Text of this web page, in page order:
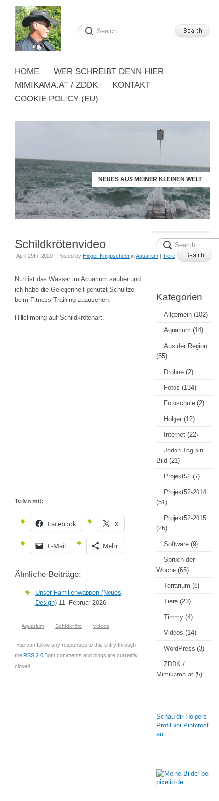
HOME
WER SCHREIBT DENN HIER
MIMIKAMA.AT / ZDDK
KONTAKT
COOKIE POLICY (EU)
NEUES AUS MEINER KLEINEN WELT
Schildkrötenvideo
April 29th, 2020 | Posted by Holger Knippscheer inAquarium | Tiere
Nun ist das Wasser im Aquarium sauber und
ich habe die Gelegenheit genutzt Schultze
beim Fitness-Training zuzusehen.
Hillclimbing auf Schildkrötenart.
Teilen mit:
Facebook X
E-Mail Mehr
Ähnliche Beiträge:
Unser Familienwappen (Neues
Design) 11. Februar 2026
Aquarium Schildkröte Videos
You can follow any responses to this entry through
the RSS 2.0 Both comments and pings are currently
closed.
Kategorien
Allgemein (102)
Aquarium (14)
Aus der Region
(55)
Drohne (2)
Fotos (134)
Fotoschule (2)
Holger (12)
Internet (22)
Jeden Tag ein
Bild (21)
Projekt52 (7)
Projekt52-2014
(51)
Projekt52-2015
(26)
Software (9)
Spruch der
Woche (65)
Terrarium (8)
Tiere (23)
Timmy (4)
Videos (14)
WordPress (3)
ZDDK /
Mimikama.at (5)
Schau dir Holgers
Profil bei Pinterest
an.